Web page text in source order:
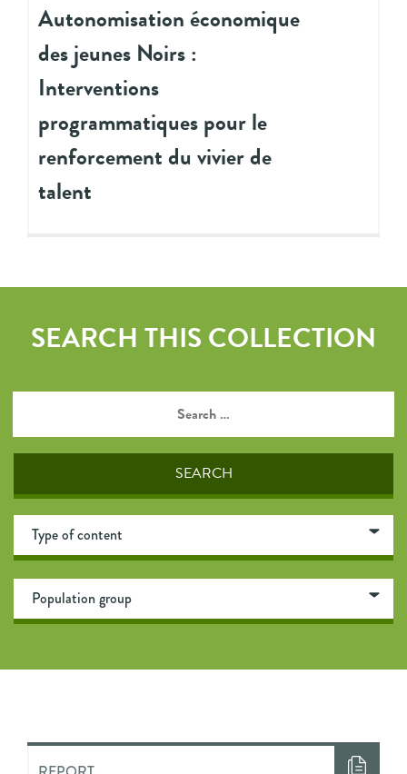
Autonomisation économique
des jeunes Noirs :
Interventions
programmatiques pour le
renforcement du vivier de
talent
SEARCH THIS COLLECTION